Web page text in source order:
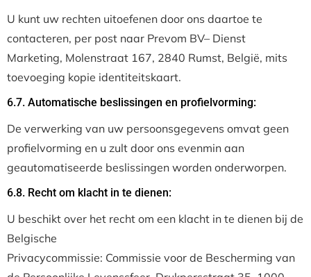
U kunt uw rechten uitoefenen door ons daartoe te
contacteren, per post naar Prevom BV– Dienst
Marketing, Molenstraat 167, 2840 Rumst, België, mits
toevoeging kopie identiteitskaart.
6.7. Automatische beslissingen en profielvorming:
De verwerking van uw persoonsgegevens omvat geen
profielvorming en u zult door ons evenmin aan
geautomatiseerde beslissingen worden onderworpen.
6.8. Recht om klacht in te dienen:
U beschikt over het recht om een klacht in te dienen bij de
Belgische
Privacycommissie: Commissie voor de Bescherming van